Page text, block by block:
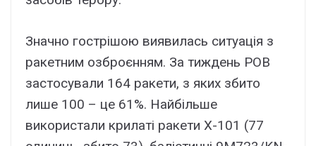
Значно гострішою виявилась ситуація з
ракетним озброєнням. За тиждень РОВ
застосували 164 ракети, з яких збито
лише 100 – це 61%. Найбільше
використали крилаті ракети Х-101 (77